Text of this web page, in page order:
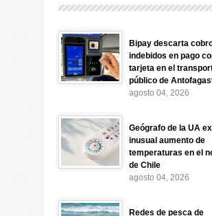
Bipay descarta
indebidos en pago
tarjeta en el
público de
agosto 04, 2026
Geógrafo de la UA
inusual aumento de
temperaturas en el
de Chile
agosto 04, 2026
Redes de pesca de